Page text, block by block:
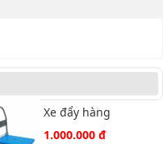
Xe đẩy hàng
Advindeq PT-150
1.000.000 đ